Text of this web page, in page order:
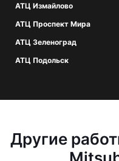
АТЦ Измайлово
АТЦ Проспект Мира
АТЦ Зеленоград
АТЦ Подольск
Другие